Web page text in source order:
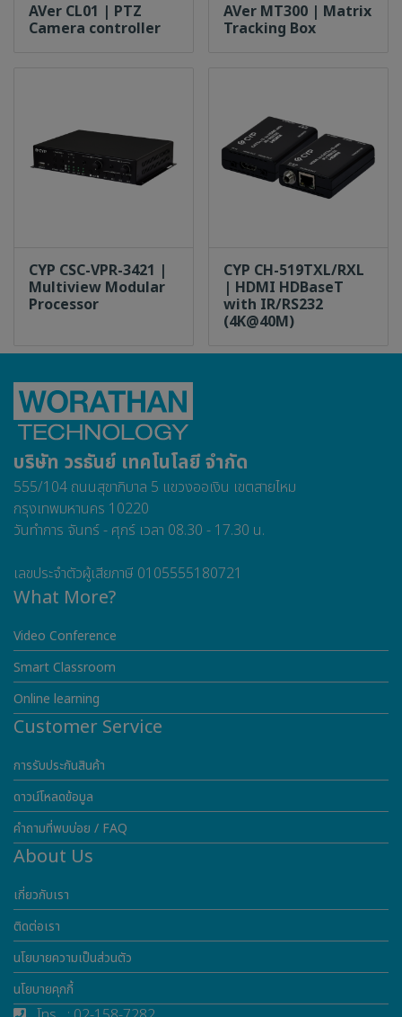
AVer CL01 | PTZ
Camera controller
AVer MT300 | Matrix
Tracking Box
CYP CSC-VPR-3421 |
Multiview Modular
Processor
CYP CH-519TXL/RXL
| HDMI HDBaseT
with IR/RS232
(4K@40M)
บริษัท วรธันย์ เทคโนโลยี จำกัด
555/104 ถนนสุขาภิบาล 5 แขวงออเงิน เขตสายไหม
กรุงเทพมหานคร 10220
วันทำการ จันทร์ - ศุกร์ เวลา 08.30 - 17.30 น.
เลขประจำตัวผู้เสียภาษี 0105555180721
What More?
Video Conference
Smart Classroom
Online learning
Customer Service
การรับประกันสินค้า
ดาวน์โหลดข้อมูล
คำถามที่พบบ่อย / FAQ
About Us
เกี่ยวกับเรา
ติดต่อเรา
นโยบายความเป็นส่วนตัว
นโยบายคุกกี้